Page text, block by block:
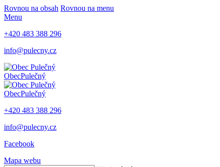
Rovnou na obsah Rovnou na menu
Menu
+420 483 388 296
info@pulecny.cz
ObecPulečný
ObecPulečný
+420 483 388 296
info@pulecny.cz
Facebook
Mapa webu